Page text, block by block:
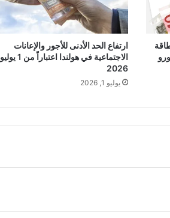
ارتفاع الحد الأدنى للأجور والإعانات
الاجتماعية في هولندا اعتباراً من 1 يوليو
2026
يوليو 1, 2026